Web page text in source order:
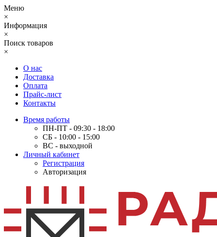
Меню
×
Информация
×
Поиск товаров
×
О нас
Доставка
Оплата
Прайс-лист
Контакты
Время работы
ПН-ПТ - 09:30 - 18:00
СБ - 10:00 - 15:00
ВС - выходной
Личный кабинет
Регистрация
Авторизация